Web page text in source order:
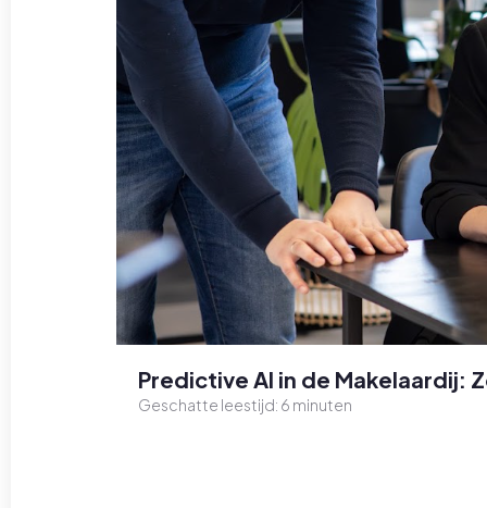
Predictive AI in de Makelaardij:
Geschatte leestijd: 6 minuten